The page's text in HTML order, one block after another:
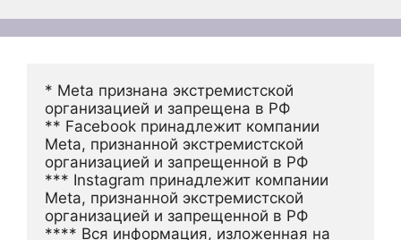
* Meta признана экстремистской
организацией и запрещена в РФ
** Facebook принадлежит компании
Meta, признанной экстремистской
организацией и запрещенной в РФ
*** Instagram принадлежит компании
Meta, признанной экстремистской
организацией и запрещенной в РФ
**** Вся информация, изложенная на